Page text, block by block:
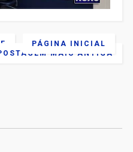
MAIS ANTIGA
PÁGINA INICIAL